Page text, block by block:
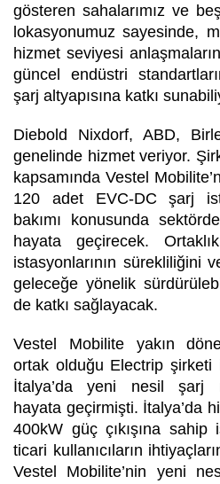
gösteren sahalarımız ve
lokasyonumuz sayesinde,
hizmet seviyesi
güncel endüstri
şarj altyapısına katkı
Diebold Nixdorf, ABD,
genelinde hizmet veriyor.
kapsamında Vestel
120 adet EVC-DC şarj
bakımı konusunda
hayata geçirecek.
istasyonlarının sürekliliğini
geleceğe yönelik
de katkı sağlayacak.
Vestel Mobilite yakın
ortak olduğu Electrip şirketi
İtalya’da yeni nesil şarj
hayata geçirmişti. İtalya’da
400kW güç çıkışına
ticari kullanıcıların
Vestel Mobilite’nin yeni